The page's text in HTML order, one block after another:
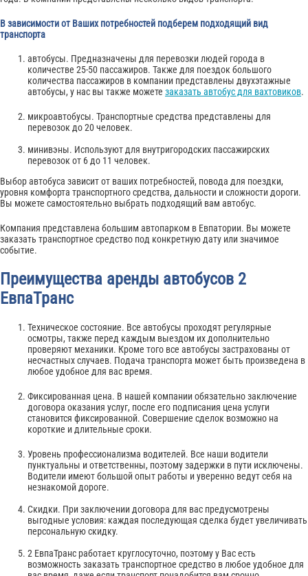
В зависимости от Ваших потребностей подберем подходящий вид
транспорта
автобусы. Предназначены для перевозки людей города в
количестве 25-50 пассажиров. Также для поездок большого
количества пассажиров в компании представлены двухэтажные
автобусы, у нас вы также можете заказать автобус для вахтовиков.
микроавтобусы. Транспортные средства представлены для
перевозок до 20 человек.
минивэны. Используют для внутригородских пассажирских
перевозок от 6 до 11 человек.
Выбор автобуса зависит от ваших потребностей, повода для поездки,
уровня комфорта транспортного средства, дальности и сложности дороги.
Вы можете самостоятельно выбрать подходящий вам автобус.
Компания представлена большим автопарком в Евпатории. Вы можете
заказать транспортное средство под конкретную дату или значимое
событие.
Преимущества аренды автобусов 2
ЕвпаТранс
Техническое состояние. Все автобусы проходят регулярные
осмотры, также перед каждым выездом их дополнительно
проверяют механики. Кроме того все автобусы застрахованы от
несчастных случаев. Подача транспорта может быть произведена в
любое удобное для вас время.
Фиксированная цена. В нашей компании обязательно заключение
договора оказания услуг, после его подписания цена услуги
становится фиксированной. Совершение сделок возможно на
короткие и длительные сроки.
Уровень профессионализма водителей. Все наши водители
пунктуальны и ответственны, поэтому задержки в пути исключены.
Водители имеют большой опыт работы и уверенно ведут себя на
незнакомой дороге.
Скидки. При заключении договора для вас предусмотрены
выгодные условия: каждая последующая сделка будет увеличивать
персональную скидку.
2 ЕвпаТранс работает круглосуточно, поэтому у Вас есть
возможность заказать транспортное средство в любое удобное для